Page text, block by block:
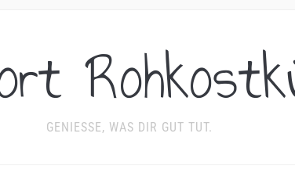
GENIESSE, WAS DIR GUT TUT.